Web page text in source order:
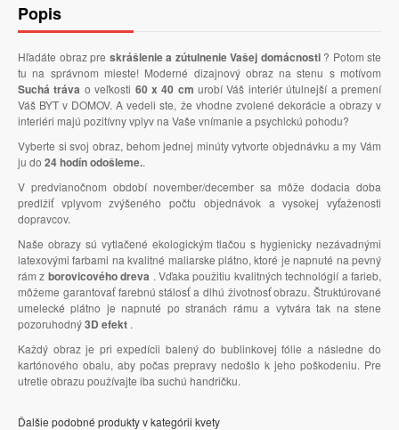
Popis
Hľadáte obraz pre skrášlenie a zútulnenie Vašej domácnosti ? Potom ste
tu na správnom mieste! Moderné dizajnový obraz na stenu s motívom
Suchá tráva o veľkosti 60 x 40 cm urobí Váš interiér útulnejší a premení
Váš BYT v DOMOV. A vedeli ste, že vhodne zvolené dekorácie a obrazy v
interiéri majú pozitívny vplyv na Vaše vnímanie a psychickú pohodu?
Vyberte si svoj obraz, behom jednej minúty vytvorte objednávku a my Vám
ju do 24 hodín odošleme..
V predvianočnom období november/december sa môže dodacia doba
predlžiť vplyvom zvýšeného počtu objednávok a vysokej vyťaženosti
dopravcov.
Naše obrazy sú vytlačené ekologickým tlačou s hygienicky nezávadnými
latexovými farbami na kvalitné maliarske plátno, ktoré je napnuté na pevný
rám z borovicového dreva . Vďaka použitiu kvalitných technológií a farieb,
môžeme garantovať farebnú stálosť a dlhú životnosť obrazu. Štruktúrované
umelecké plátno je napnuté po stranách rámu a vytvára tak na stene
pozoruhodný3D efekt .
Každý obraz je pri expedícii balený do bublinkovej fólie a následne do
kartónového obalu, aby počas prepravy nedošlo k jeho poškodeniu. Pre
utretie obrazu používajte iba suchú handričku.
Ďalšie podobné produkty v kategórii kvety